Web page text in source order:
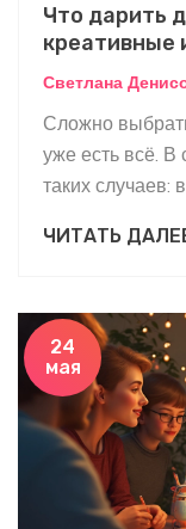
Что дарить
креативные
Светлана
Сложно
уже есть всё. В
таких случаев:
функцией,
подойдут даже
ЧИТАТЬ
24
мая